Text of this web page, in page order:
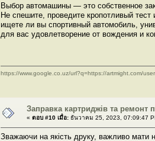
Выбор автомашины — это собственное
Не спешите, проведите кропотливый
ищете ли вы спортивный автомобиль,
для вас удовлетворение от вождения и
https://www.google.co.uz/url?q=https://artmight.com/
Заправка картриджів та ремонт
« ตอบ #10 เมื่อ: ธันวาคม 25, 2023, 07:09:47
Зважаючи на якість друку, важливо мати